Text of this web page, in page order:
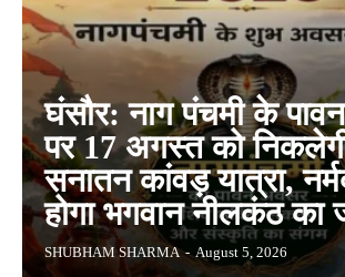
घंसौर: नाग पंचमी के
पर 17 अगस्त को
सनातन कांवड़ यात्रा,
होगा भगवान नीलकंठ का
SHUBHAM SHARMA - August 5, 2026